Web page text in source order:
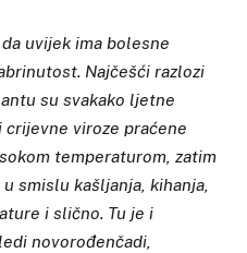
uvijek ima bolesne
Najčešći razlozi
su svakako ljetne
viroze praćene
temperaturom, zatim
smislu kašljanja, kihanja,
i slično. Tu je i
novorođenčadi,